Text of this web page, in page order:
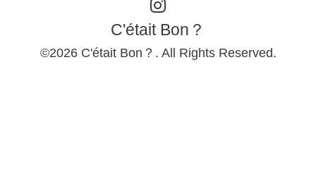
C'était Bon？
©2026 C'était Bon？ . All Rights Reserved.